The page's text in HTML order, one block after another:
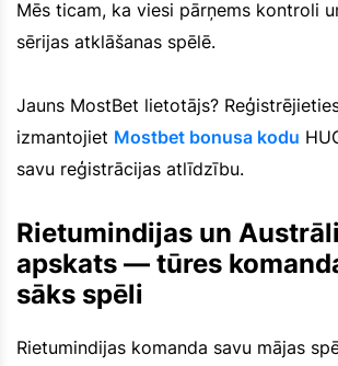
Mēs ticam, ka viesi pārņems kontroli
sērijas atklāšanas spēlē.
Jauns MostBet lietotājs?
izmantojiet Mostbet bonusa kodu
savu reģistrācijas atlīdzību.
Rietumindijas un
apskats — tūres
sāks spēli
Rietumindijas komanda savu mājas